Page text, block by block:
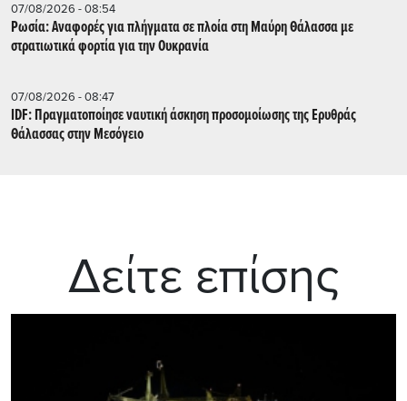
07/08/2026 - 08:54
Ρωσία: Αναφορές για πλήγματα σε πλοία στη Μαύρη Θάλασσα με
στρατιωτικά φορτία για την Ουκρανία
07/08/2026 - 08:47
IDF: Πραγματοποίησε ναυτική άσκηση προσομοίωσης της Ερυθράς
Θάλασσας στην Μεσόγειο
Δείτε επίσης